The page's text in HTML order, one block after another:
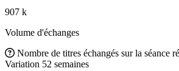
907 k
Volume d'échanges
Nombre de titres échangés sur la séance
Variation 52 semaines